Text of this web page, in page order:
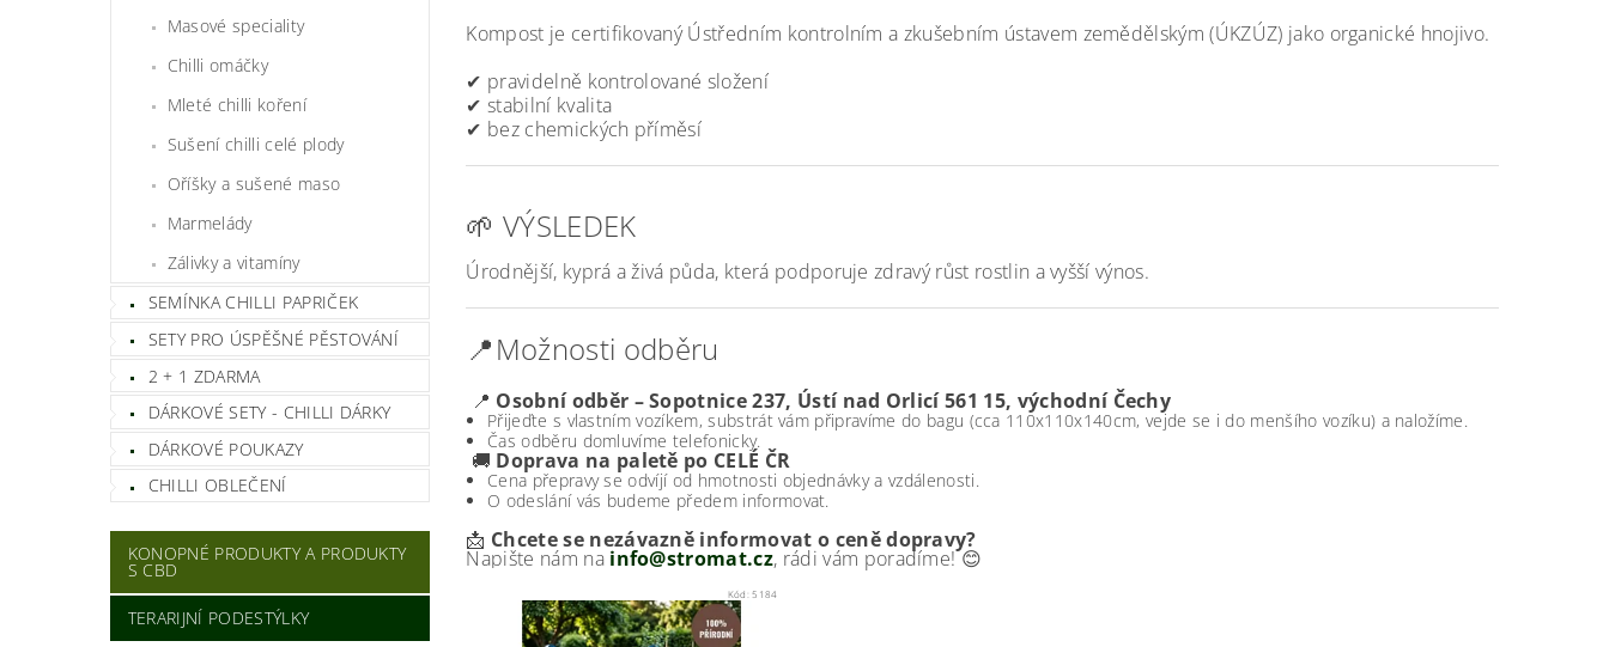
Masové speciality
Chilli omáčky
Mleté chilli koření
Sušení chilli celé plody
Oříšky a sušené maso
Marmelády
Zálivky a vitamíny
SEMÍNKA CHILLI PAPRIČEK
SETY PRO ÚSPĚŠNÉ PĚSTOVÁNÍ
2 + 1 ZDARMA
DÁRKOVÉ SETY - CHILLI DÁRKY
DÁRKOVÉ POUKAZY
CHILLI OBLEČENÍ
KONOPNÉ PRODUKTY A PRODUKTY
S CBD
TERARIJNÍ PODESTÝLKY
Kompost je certifikovaný Ústředním kontrolním a zkušebním ústavem zemědělským (ÚKZÚZ) jako organické hnojivo.
✔ pravidelně kontrolované složení
✔ stabilní kvalita
✔ bez chemických příměsí
🌱 VÝSLEDEK
Úrodnější, kyprá a živá půda, která podporuje zdravý růst rostlin a vyšší výnos.
📍Možnosti odběru
📍 Osobní odběr – Sopotnice 237, Ústí nad Orlicí 561 15, východní Čechy
Přijeďte s vlastním vozíkem, substrát vám připravíme do bagu (cca 110x110x140cm, vejde se i do menšího vozíku) a naložíme.
Čas odběru domluvíme telefonicky.
🚚 Doprava na paletě po CELÉ ČR
Cena přepravy se odvíjí od hmotnosti objednávky a vzdálenosti.
O odeslání vás budeme předem informovat.
📩 Chcete se nezávazně informovat o ceně dopravy?
Napište nám na info@stromat.cz, rádi vám poradíme! 😊
Kód:5184